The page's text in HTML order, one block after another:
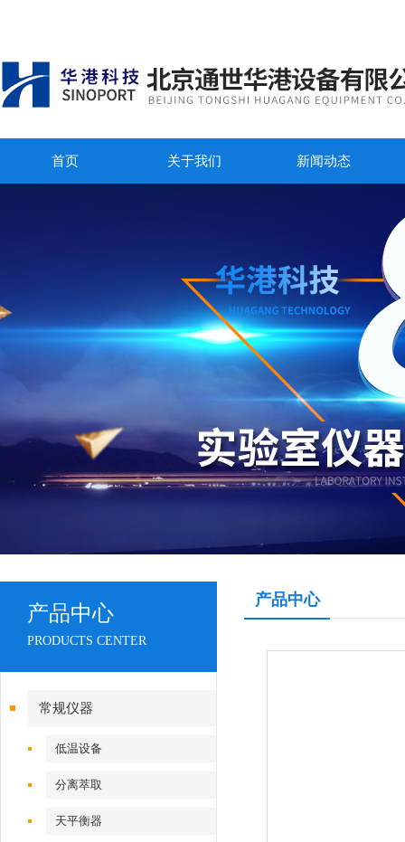
首页 关于我们 新闻动态
产品中心
PRODUCTS CENTER
常规仪器
低温设备
分离萃取
天平衡器
产品中心